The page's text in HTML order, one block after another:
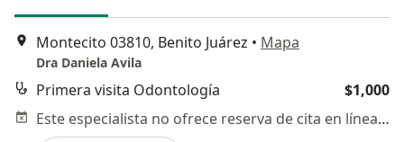
Montecito 03810, Benito Juárez • Mapa
Dra Daniela Avila
Primera visita Odontología
$1,000
Este especialista no ofrece reserva de cita en línea en esta dirección.